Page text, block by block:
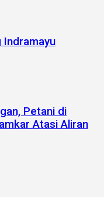
Indramayu
Petani di
Atasi Aliran